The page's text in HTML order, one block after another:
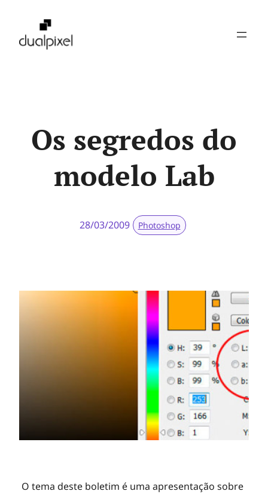
Os segredos do
modelo Lab
28/03/2009 Photoshop
O tema deste boletim é uma apresentação sobre